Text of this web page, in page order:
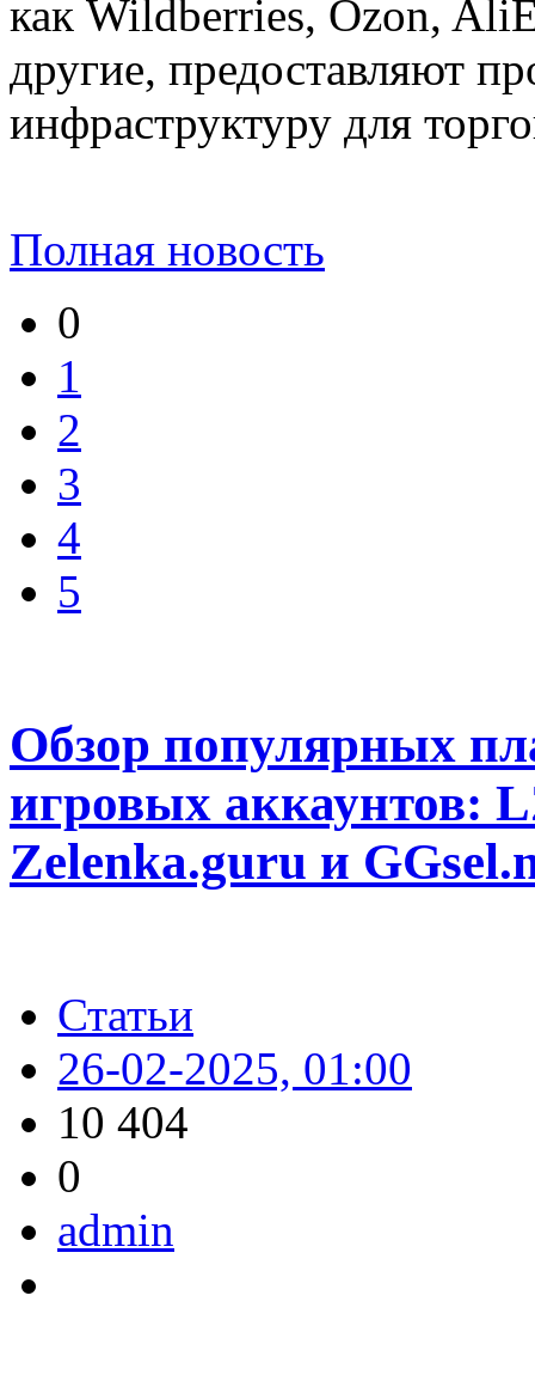
как Wildberries, Ozon,
другие, предоставляют
инфраструктуру для
Полная новость
0
1
2
3
4
5
Обзор популярных
игровых аккаунтов:
Zelenka.guru и
Статьи
26-02-2025, 01:00
10 404
0
admin